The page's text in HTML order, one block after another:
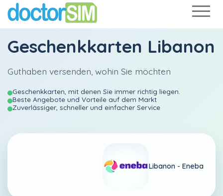
Geschenkkarten Libanon
Guthaben versenden, wohin Sie möchten
Geschenkkarten, mit denen Sie immer richtig liegen.
Beste Angebote und Vorteile auf dem Markt
Zuverlässiger, schneller und einfacher Service
Libanon - Eneba